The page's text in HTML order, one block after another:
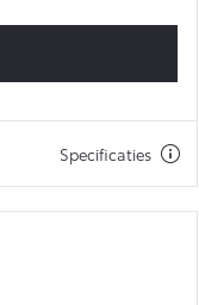
Specificaties